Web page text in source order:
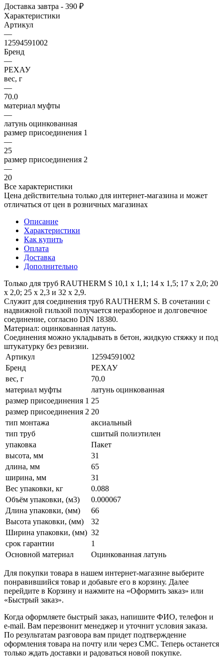
Доставка завтра - 390 ₽
Характеристики
Артикул
—
12594591002
Бренд
—
РЕХАУ
вес, г
—
70.0
материал муфты
—
латунь оцинкованная
размер присоединения 1
—
25
размер присоединения 2
—
20
Все характеристики
Цена действительна только для интернет-магазина и может
отличаться от цен в розничных магазинах
Описание
Характеристики
Как купить
Оплата
Доставка
Дополнительно
Только для труб RAUTHERM S 10,1 х 1,1; 14 x 1,5; 17 x 2,0; 20
x 2,0; 25 x 2,3 и 32 x 2,9.
Служит для соединения труб RAUTHERM S. В сочетании с
надвижной гильзой получается неразборное и долговечное
соединение, согласно DIN 18380.
Материал: оцинкованная латунь.
Соединения можно укладывать в бетон, жидкую стяжку и под
штукатурку без ревизии.
Артикул
12594591002
Бренд
РЕХАУ
вес, г
70.0
материал муфты
латунь оцинкованная
размер присоединения 1 25
размер присоединения 2 20
тип монтажа
аксиальный
тип труб
сшитый полиэтилен
упаковка
Пакет
высота, мм
31
длина, мм
65
ширина, мм
31
Вес упаковки, кг
0.088
Объём упаковки, (м3)
0.000067
Длина упаковки, (мм)
66
Высота упаковки, (мм)
32
Ширина упаковки, (мм) 32
срок гарантии
1
Основной материал
Оцинкованная латунь
Для покупки товара в нашем интернет-магазине выберите
понравившийся товар и добавьте его в корзину. Далее
перейдите в Корзину и нажмите на «Оформить заказ» или
«Быстрый заказ».
Когда оформляете быстрый заказ, напишите ФИО, телефон и
e-mail. Вам перезвонит менеджер и уточнит условия заказа.
По результатам разговора вам придет подтверждение
оформления товара на почту или через СМС. Теперь останется
только ждать доставки и радоваться новой покупке.